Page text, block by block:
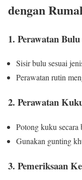
dengan
1. Perawatan Bulu
Sisir bulu sesuai
Perawatan rutin
2. Perawatan
Potong kuku secara
Gunakan gunting
3. Pemeriksaan